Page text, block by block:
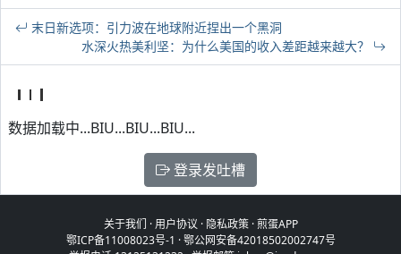
末日新选项：引力波在地球附近捏出一个黑洞
水深火热美利坚：为什么美国的收入差距越来越大？
数据加载中...BIU...BIU...BIU...
登录发吐槽
关于我们 ·用户协议 · 隐私政策·煎蛋APP
鄂ICP备11008023号-1 ·鄂公网安备42018502002747号